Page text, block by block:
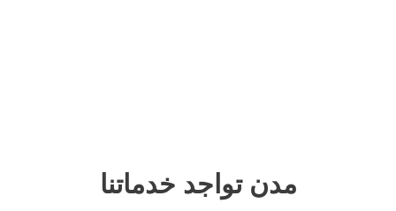
مدن تواجد خدماتنا